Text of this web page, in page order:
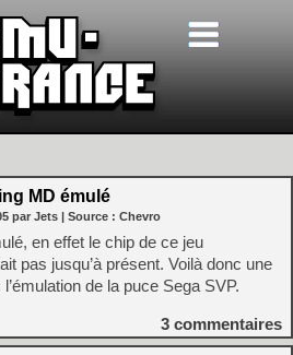
MD émulé
par Jets | Source : Chevro
en effet le chip de ce jeu
pas jusqu’à présent. Voilà donc une
de la puce Sega SVP.
3 commentaires